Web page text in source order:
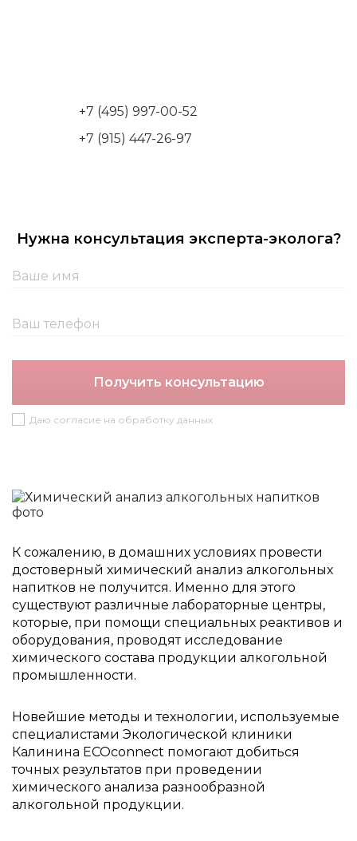
+7 (495) 997-00-52
+7 (915) 447-26-97
Нужна консультация эксперта-эколога?
Получить консультацию
Даю согласие на обработку данных
К сожалению, в домашних условиях провести
достоверный химический анализ алкогольных
напитков не получится. Именно для этого
существуют различные лабораторные центры,
которые, при помощи специальных реактивов и
оборудования, проводят исследование
химического состава продукции алкогольной
промышленности.
Новейшие методы и технологии, используемые
специалистами Экологической клиники
Калинина ECOconnect помогают добиться
точных результатов при проведении
химического анализа разнообразной
алкогольной продукции.